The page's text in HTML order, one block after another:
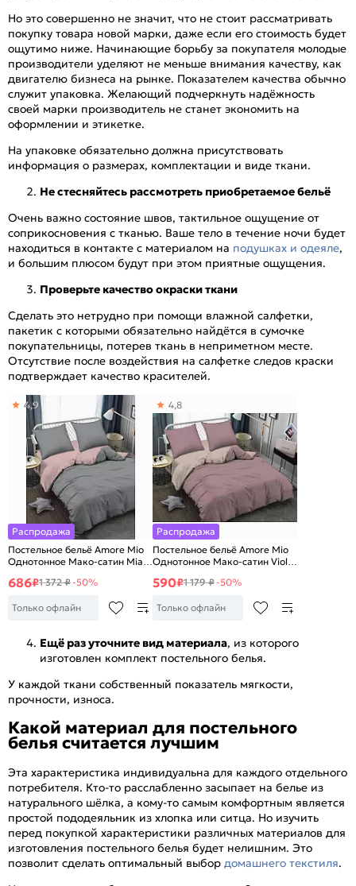
Но это совершенно не значит, что не стоит рассматривать
покупку товара новой марки, даже если его стоимость будет
ощутимо ниже. Начинающие борьбу за покупателя молодые
производители уделяют не меньше внимания качеству, как
двигателю бизнеса на рынке. Показателем качества обычно
служит упаковка. Желающий подчеркнуть надёжность
своей марки производитель не станет экономить на
оформлении и этикетке.
На упаковке обязательно должна присутствовать
информация о размерах, комплектации и виде ткани.
Не стесняйтесь рассмотреть приобретаемое бельё
Очень важно состояние швов, тактильное ощущение от
соприкосновения с тканью. Ваше тело в течение ночи будет
находиться в контакте с материалом на подушках и одеяле,
и большим плюсом будут при этом приятные ощущения.
Проверьте качество окраски ткани
Сделать это нетрудно при помощи влажной салфетки,
пакетик с которыми обязательно найдётся в сумочке
покупательницы, потерев ткань в неприметном месте.
Отсутствие после воздействия на салфетке следов краски
подтверждает качество красителей.
Распродажа
Постельное бельё Amore Mio
Однотонное Мако-сатин Mia
4,9
686₽1 372 ₽-50%
Только офлайн
Распродажа
Постельное бельё Amore Mio
Однотонное Мако-сатин Viola
4,8
590₽1 179 ₽-50%
Только офлайн
Ещё раз уточните вид материала, из которого
изготовлен комплект постельного белья.
У каждой ткани собственный показатель мягкости,
прочности, износа.
Какой материал для постельного
белья считается лучшим
Эта характеристика индивидуальна для каждого отдельного
потребителя. Кто-то расслабленно засыпает на белье из
натурального шёлка, а кому-то самым комфортным является
простой пододеяльник из хлопка или ситца. Но изучить
перед покупкой характеристики различных материалов для
изготовления постельного белья будет нелишним. Это
позволит сделать оптимальный выбор домашнего текстиля.